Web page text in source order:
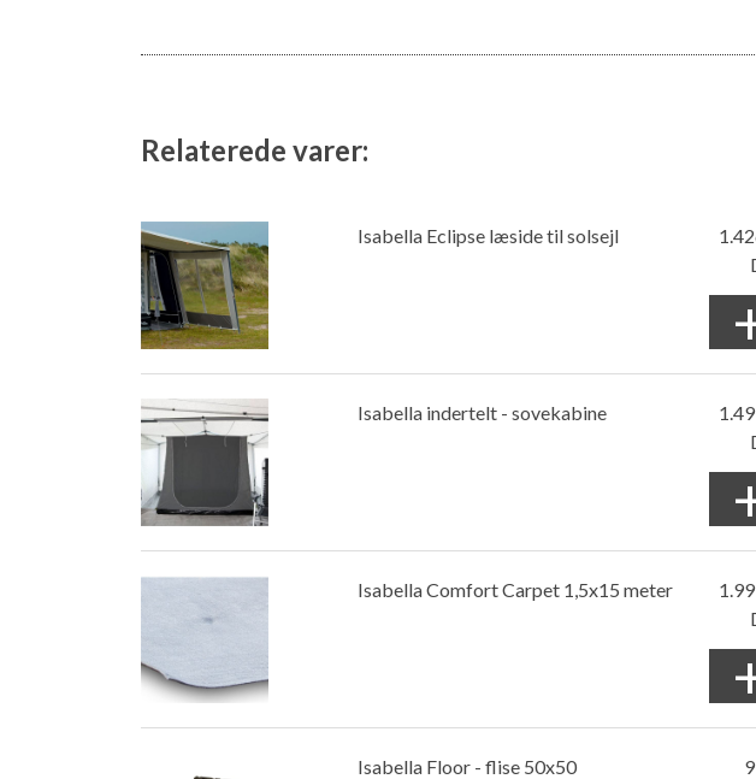
Relaterede varer:
Isabella Eclipse læside til solsejl
Isabella indertelt - sovekabine
Isabella Comfort Carpet 1,5x15 meter
Isabella Floor - flise 50x50